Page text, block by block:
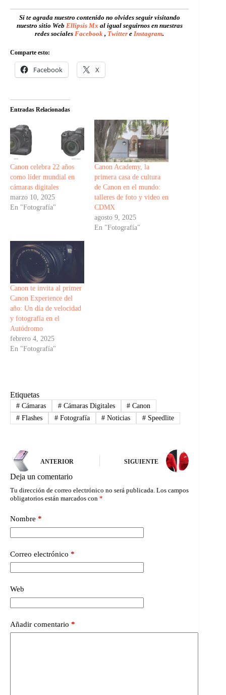
Si te agrada nuestro contenido no olvides seguir visitando
nuestro sitio Web Ellipsis Mx al igual seguirnos en nuestras
redes sociales Facebook , Twitter e Instagram.
Comparte esto:
Facebook X
Entradas Relacionadas
Canon celebra 22 años
como líder mundial en
cámaras digitales
marzo 10, 2025
En "Fotografía"
Canon Academy, la
primera casa de cultura
de Canon en el mundo:
talleres de foto y video en
CDMX
agosto 9, 2025
En "Fotografía"
Canon te invita al primer
Canon Experience del
año: Un día de velocidad
y fotografía en el
Autódromo
febrero 4, 2025
En "Fotografía"
Etiquetas
#Cámaras #Cámaras Digitales # Canon
#Flashes #Fotografía # Noticias # Speedlite
ANTERIOR SIGUIENTE
Deja un comentario
Tu dirección de correo electrónico no será publicada. Los campos
obligatorios están marcados con *
Nombre *
Correo electrónico *
Web
Añadir comentario *